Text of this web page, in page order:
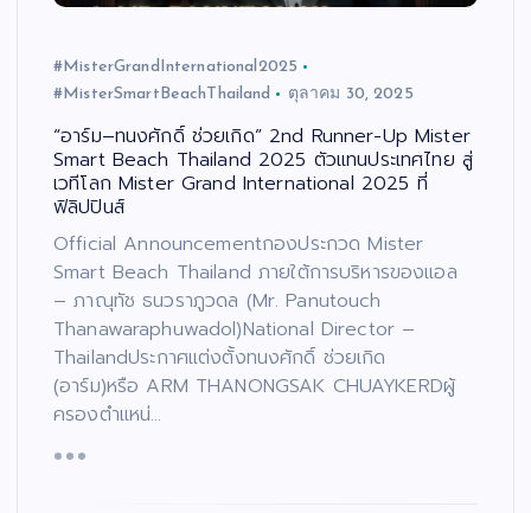
#MisterGrandInternational2025
#MisterSmartBeachThailand
ตุลาคม 30, 2025
“อาร์ม–ทนงศักดิ์ ช่วยเกิด” 2nd Runner-Up Mister
Smart Beach Thailand 2025 ตัวแทนประเทศไทย สู่
เวทีโลก Mister Grand International 2025 ที่
ฟิลิปปินส์
Official Announcementกองประกวด Mister
Smart Beach Thailand ภายใต้การบริหารของแอล
– ภาณุทัช ธนวราภูวดล (Mr. Panutouch
Thanawaraphuwadol)National Director –
Thailandประกาศแต่งตั้งทนงศักดิ์ ช่วยเกิด
(อาร์ม)หรือ ARM THANONGSAK CHUAYKERDผู้
ครองตำแหน่…